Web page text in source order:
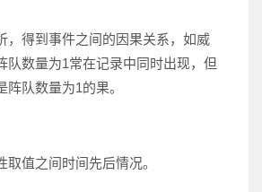
，得到事件之间的因果关系，如威
队数量为1常在记录中同时出现，但
队数量为1的果。
取值之间时间先后情况。